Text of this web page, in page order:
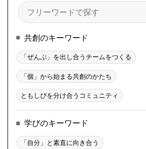
検
索
共創のキーワード
「ぜんぶ」を出し合うチームをつくる
「個」から始まる共創のかたち
ともしびを分け合うコミュニティ
学びのキーワード
「自分」と素直に向き合う